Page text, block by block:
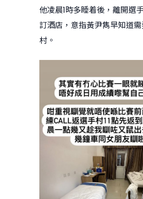
他凌晨1時多睡着後，離開選
訂酒店，意指黃尹雋早知道
村。